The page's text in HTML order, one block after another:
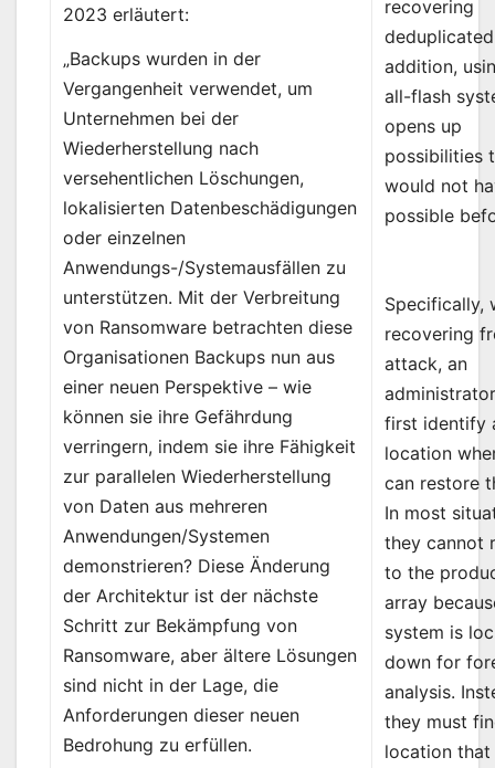
2023 erläutert:
„Backups wurden in der
Vergangenheit verwendet, um
Unternehmen bei der
Wiederherstellung nach
versehentlichen Löschungen,
lokalisierten Datenbeschädigungen
oder einzelnen
Anwendungs-/Systemausfällen zu
unterstützen. Mit der Verbreitung
von Ransomware betrachten diese
Organisationen Backups nun aus
einer neuen Perspektive – wie
können sie ihre Gefährdung
verringern, indem sie ihre Fähigkeit
zur parallelen Wiederherstellung
von Daten aus mehreren
Anwendungen/Systemen
demonstrieren? Diese Änderung
der Architektur ist der nächste
Schritt zur Bekämpfung von
Ransomware, aber ältere Lösungen
sind nicht in der Lage, die
Anforderungen dieser neuen
Bedrohung zu erfüllen.
recovering
addition,
all-flash
opens up
possibilities
would not
possible
Specifically,
recovering
attack, an
first identify
location
can restore
In most
they cannot
to the
array
system is
down for
analysis.
they must
location that